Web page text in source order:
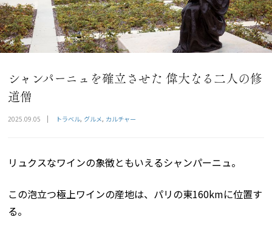
シャンパーニュを確立させた 偉大なる二人の修
道僧
2025.09.05 トラベル グルメ カルチャー
リュクスなワインの象徴ともいえるシャンパーニュ。
この泡立つ極上ワインの産地は、パリの東160kmに位置す
る。